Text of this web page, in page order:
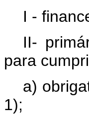
I -
II-
para
a)
1);